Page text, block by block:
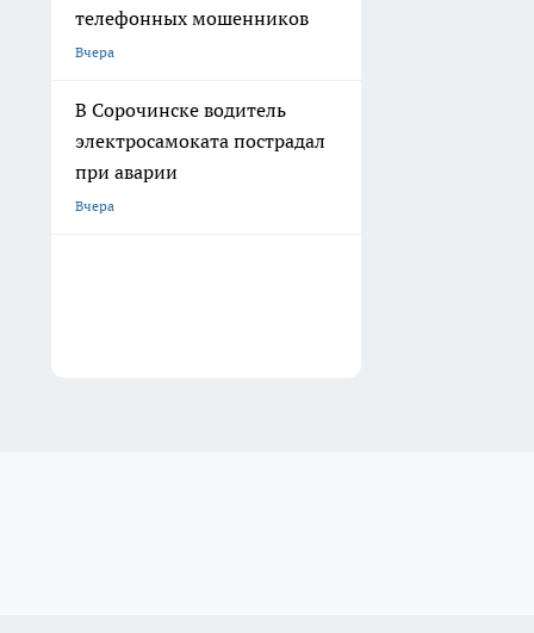
телефонных мошенников
Вчера
В Сорочинске водитель
электросамоката пострадал
при аварии
Вчера